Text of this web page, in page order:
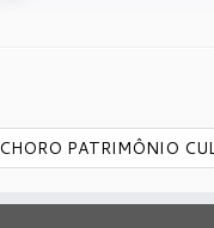
CHORO PATRIMÔNIO